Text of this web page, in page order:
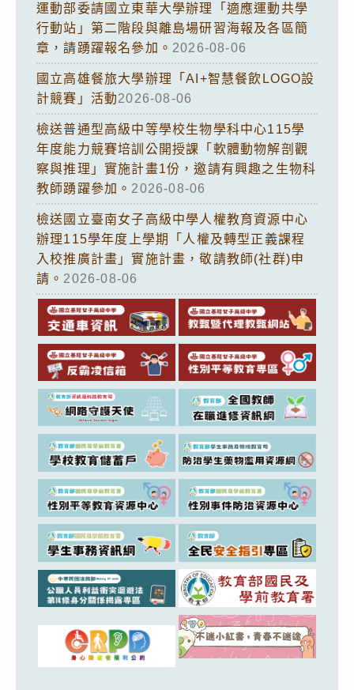
運動部委請國立東華大學辦理「適應運動共學
行動站」第二階段與離島場研習海報及各區簡
章，請踴躍報名參加。 2026-08-06
國立高雄餐旅大學辦理「AI+智慧餐飲LOGO設
計競賽」活動2026-08-06
檢送普通型高級中等學校生物學科中心115學
年度能力競賽培訓公開授課「軟體動物解剖觀
察與推理」實施計畫1份，邀請有興趣之生物科
教師踴躍參加。 2026-08-06
檢送國立臺南女子高級中學人權教育資源中心
辦理115學年度上學期「人權及轉型正義課程
入校推廣計畫」實施計畫，敬請教師(社群)申
請。 2026-08-06